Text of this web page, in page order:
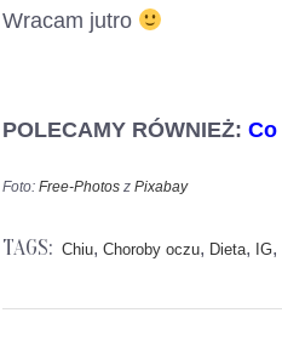
Wracam jutro
POLECAMY RÓWNIEŻ: Co
Foto: Free-Photos z Pixabay
TAGS: Chiu, Choroby oczu, Dieta, IG,